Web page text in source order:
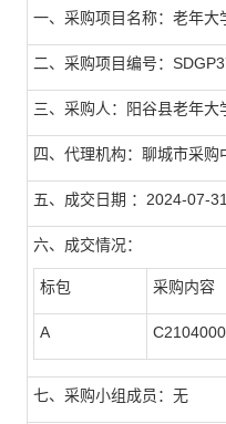
一、采购项目名称：老年大
二、采购项目编号：
三、采购人：阳谷县老年大
四、代理机构：聊城市采购
五、成交日期 ：2024-07-
六、成交情况：
标包 采购内容
A
七、采购小组成员：无